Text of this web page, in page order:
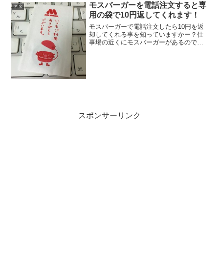
ネタ
モスバーガーを電話注文すると専
用の袋で10円返してくれます！
モスバーガーで電話注文したら10円を返
却してくれる事を知っていますかー？仕
事場の近くにモスバーガーがあるのでよ
スポンサーリンク